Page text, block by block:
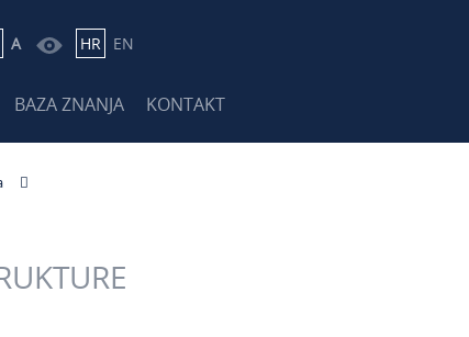
A HR EN
BAZA ZNANJA KONTAKT